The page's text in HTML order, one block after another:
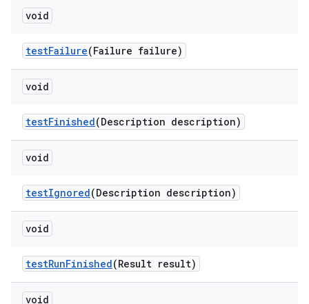
void
testFailure(Failure failure)
void
testFinished(Description description)
void
testIgnored(Description description)
void
testRunFinished(Result result)
void